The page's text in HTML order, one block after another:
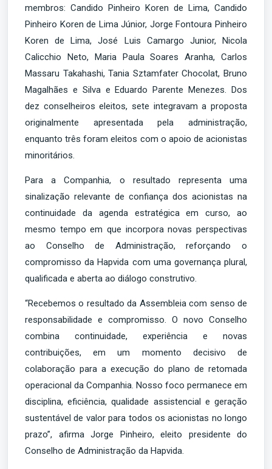
membros: Candido Pinheiro Koren de Lima, Candido
Pinheiro Koren de Lima Júnior, Jorge Fontoura Pinheiro
Koren de Lima, José Luis Camargo Junior, Nicola
Calicchio Neto, Maria Paula Soares Aranha, Carlos
Massaru Takahashi, Tania Sztamfater Chocolat, Bruno
Magalhães e Silva e Eduardo Parente Menezes. Dos
dez conselheiros eleitos, sete integravam a proposta
originalmente apresentada pela administração,
enquanto três foram eleitos com o apoio de acionistas
minoritários.
Para a Companhia, o resultado representa uma
sinalização relevante de confiança dos acionistas na
continuidade da agenda estratégica em curso, ao
mesmo tempo em que incorpora novas perspectivas
ao Conselho de Administração, reforçando o
compromisso da Hapvida com uma governança plural,
qualificada e aberta ao diálogo construtivo.
“Recebemos o resultado da Assembleia com senso de
responsabilidade e compromisso. O novo Conselho
combina continuidade, experiência e novas
contribuições, em um momento decisivo de
colaboração para a execução do plano de retomada
operacional da Companhia. Nosso foco permanece em
disciplina, eficiência, qualidade assistencial e geração
sustentável de valor para todos os acionistas no longo
prazo”, afirma Jorge Pinheiro, eleito presidente do
Conselho de Administração da Hapvida.